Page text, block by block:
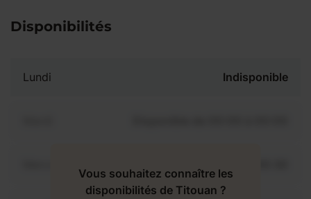
Disponibilités
Lundi Indisponible
Vous souhaitez connaître les
disponibilités de Titouan ?